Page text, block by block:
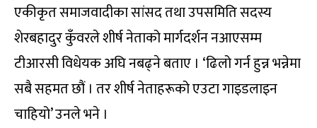
एकीकृत समाजवादीका सांसद तथा उपसमिति सदस्य
शेरबहादुर कुँवरले शीर्ष नेताको मार्गदर्शन नआएसम्म
टीआरसी विधेयक अघि नबढ्ने बताए । ‘ढिलो गर्न हुन्न भन्नेमा
सबै सहमत छौं । तर शीर्ष नेताहरूको एउटा गाइडलाइन
चाहियो’ उनले भने ।